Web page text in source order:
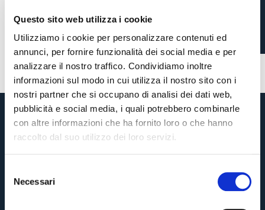
Questo sito web utilizza i cookie
Utilizziamo i cookie per personalizzare contenuti ed
annunci, per fornire funzionalità dei social media e per
analizzare il nostro traffico. Condividiamo inoltre
informazioni sul modo in cui utilizza il nostro sito con i
nostri partner che si occupano di analisi dei dati web,
pubblicità e social media, i quali potrebbero combinarle
con altre informazioni che ha fornito loro o che hanno
raccolto dal suo utilizzo dei loro servizi.
Necessari
«We are one»